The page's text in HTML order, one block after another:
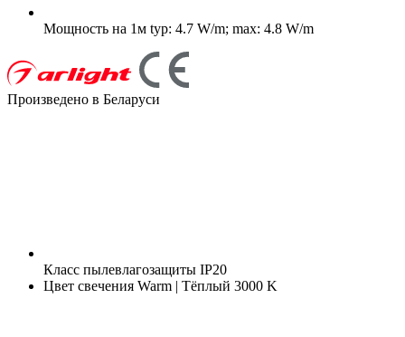
Мощность на 1м typ: 4.7 W/m; max: 4.8 W/m
Произведено в Беларуси
Класс пылевлагозащиты IP20
Цвет свечения Warm | Тёплый 3000 K